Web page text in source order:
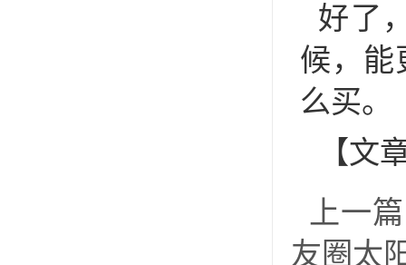
好了
候，
么买。
【文
上一
友圈太